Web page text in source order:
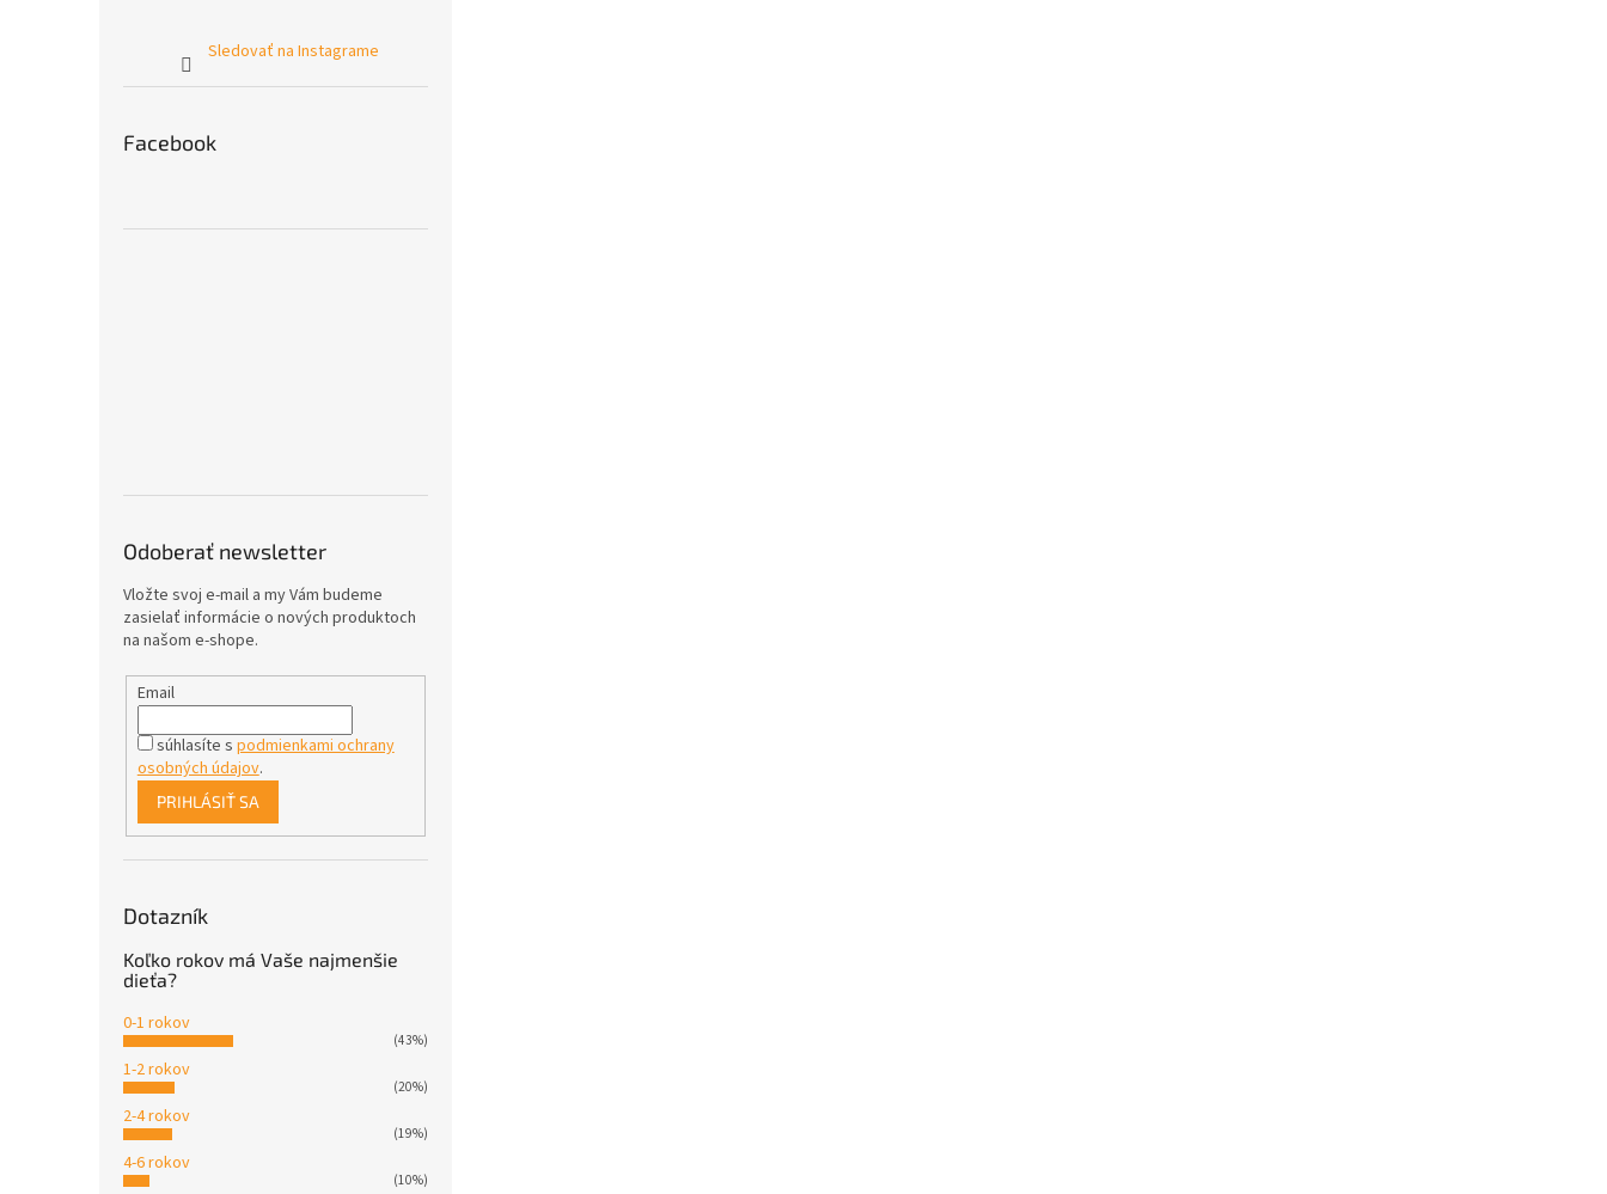
Sledovať na Instagrame
Facebook
Odoberať newsletter
Vložte svoj e-mail a my Vám budeme
zasielať informácie o nových produktoch
na našom e-shope.
Email
súhlasíte s podmienkami ochrany
osobných údajov.
PRIHLÁSIŤ SA
Dotazník
Koľko rokov má Vaše najmenšie
dieťa?
0-1 rokov
(43%)
1-2 rokov
(20%)
2-4 rokov
(19%)
4-6 rokov
(10%)